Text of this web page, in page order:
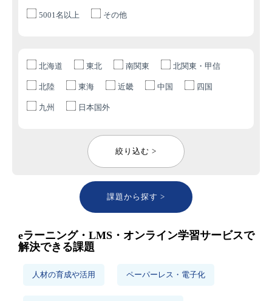
5001名以上 その他
北海道 東北 南関東 北関東・甲信
北陸 東海 近畿 中国 四国
九州 日本国外
絞り込む >
課題から探す >
eラーニング・LMS・オンライン学習サービスで
解決できる課題
人材の育成や活用 ペーパーレス・電子化